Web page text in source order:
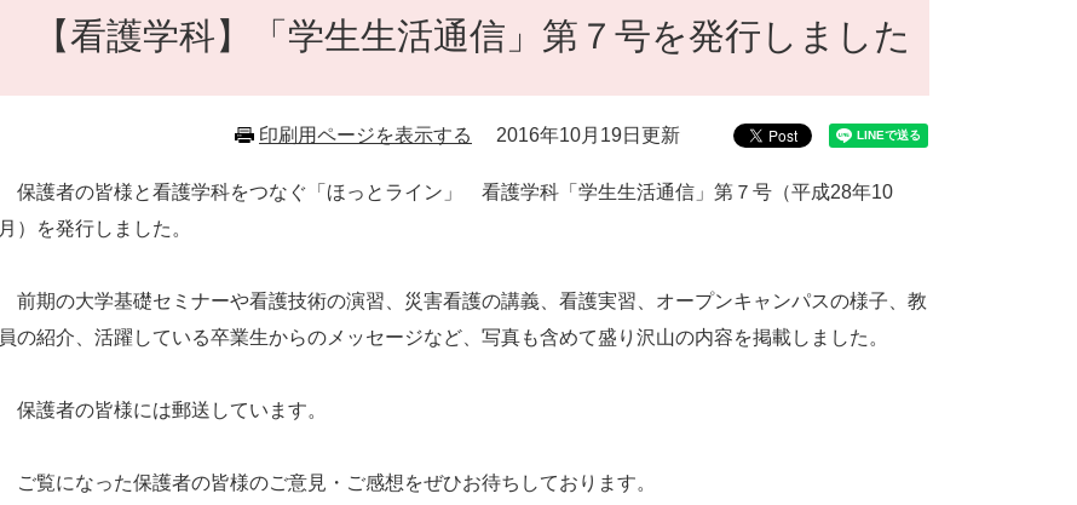
【看護学科】「学生生活通信」第７号を発行しました
印刷用ページを表示する 2016年10月19日更新
保護者の皆様と看護学科をつなぐ「ほっとライン」 看護学科「学生生活通信」第７号（平成28年10
月）を発行しました。
前期の大学基礎セミナーや看護技術の演習、災害看護の講義、看護実習、オープンキャンパスの様子、教
員の紹介、活躍している卒業生からのメッセージなど、写真も含めて盛り沢山の内容を掲載しました。
保護者の皆様には郵送しています。
ご覧になった保護者の皆様のご意見・ご感想をぜひお待ちしております。